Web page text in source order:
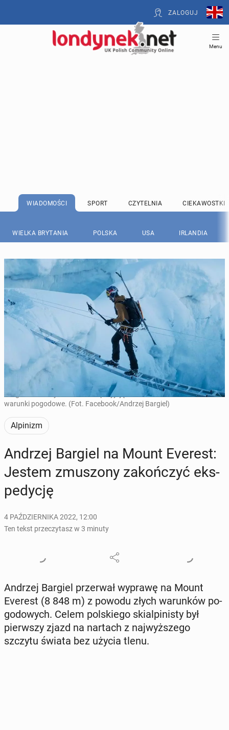
ZALOGUJ
Menu
WIADOMOŚCI SPORT CZYTELNIA CIEKAWOSTKI
WIELKA BRYTANIA POLSKA USA IRLANDIA
Bargielowi zdecydowanie nie sprzyjają kluczowe na Mount Everest
warunki pogodowe. (Fot. Facebook/Andrzej Bargiel)
Alpinizm
Andrzej Bargiel na Mount Everest:
Jestem zmu­szo­ny za­koń­czyć eks­
pe­dy­cję
4 PAŹDZIERNIKA 2022, 12:00
Ten tekst przeczytasz w 3 minuty
Andrzej Bargiel prze­rwał wyprawę na Mount
Everest (8 848 m) z powodu złych wa­run­ków po­
go­do­wych. Celem pol­skie­go skial­pi­ni­sty był
pierw­szy zjazd na nartach z naj­wyż­sze­go
szczytu świata bez użycia tlenu.